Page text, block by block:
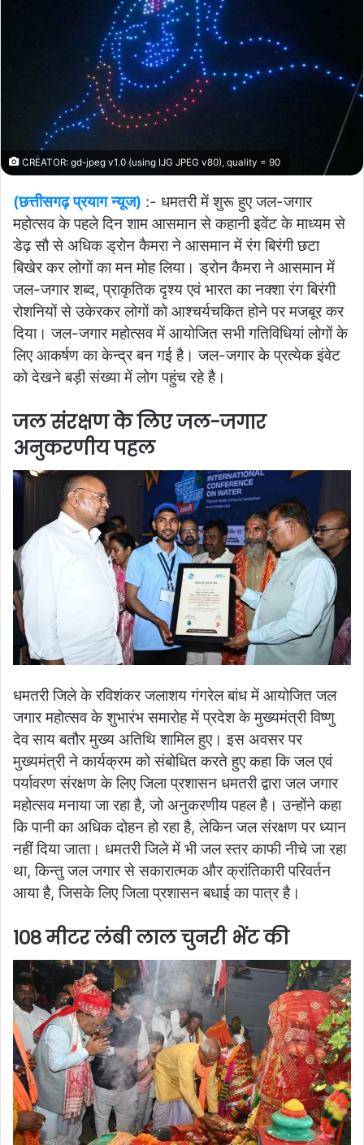
CREATOR: gd-jpeg v1.0 (using IJG JPEG v80), quality = 90
(छत्तीसगढ़ प्रयाग न्यूज) :- धमतरी में शुरू हुए जल-जगार
महोत्सव के पहले दिन शाम आसमान से कहानी इवेंट के माध्यम से
डेढ़ सौ से अधिक ड्रोन कैमरा ने आसमान में रंग बिरंगी छटा
बिखेर कर लोगों का मन मोह लिया। ड्रोन कैमरा ने आसमान में
जल-जगार शब्द, प्राकृतिक दृश्य एवं भारत का नक्शा रंग बिरंगी
रोशनियों से उकेरकर लोगों को आश्चर्यचकित होने पर मजबूर कर
दिया। जल-जगार महोत्सव में आयोजित सभी गतिविधियां लोगों के
लिए आकर्षण का केन्द्र बन गई है। जल-जगार के प्रत्येक इंवेट
को देखने बड़ी संख्या में लोग पहुंच रहे है।
जल संरक्षण के लिए जल-जगार
अनुकरणीय पहल
धमतरी जिले के रविशंकर जलाशय गंगरेल बांध में आयोजित जल
जगार महोत्सव के शुभारंभ समारोह में प्रदेश के मुख्यमंत्री विष्णु
देव साय बतौर मुख्य अतिथि शामिल हुए। इस अवसर पर
मुख्यमंत्री ने कार्यक्रम को संबोधित करते हुए कहा कि जल एवं
पर्यावरण संरक्षण के लिए जिला प्रशासन धमतरी द्वारा जल जगार
महोत्सव मनाया जा रहा है, जो अनुकरणीय पहल है। उन्होंने कहा
कि पानी का अधिक दोहन हो रहा है, लेकिन जल संरक्षण पर ध्यान
नहीं दिया जाता। धमतरी जिले में भी जल स्तर काफी नीचे जा रहा
था, किन्तु जल जगार से सकारात्मक और क्रांतिकारी परिवर्तन
आया है, जिसके लिए जिला प्रशासन बधाई का पात्र है।
108 मीटर लंबी लाल चुनरी भेंट की